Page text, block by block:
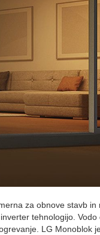
za obnove stavb
inverter tehnologijo.
LG Monoblok